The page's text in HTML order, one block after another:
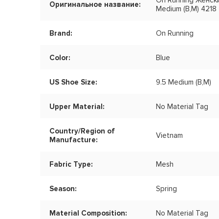
Оригинальное название:
Medium (B,M) 4218
Brand: On Running
Color: Blue
US Shoe Size: 9.5 Medium (B,M)
Upper Material: No Material Tag
Country/Region of
Manufacture:
Vietnam
Fabric Type: Mesh
Season: Spring
Material Composition: No Material Tag